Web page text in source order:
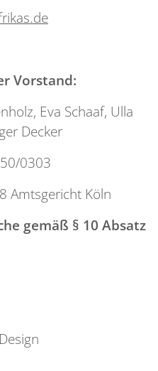
Vorstand:
Eva Schaaf, Ulla
Decker
0303
Amtsgericht Köln
gemäß § 10 Absatz